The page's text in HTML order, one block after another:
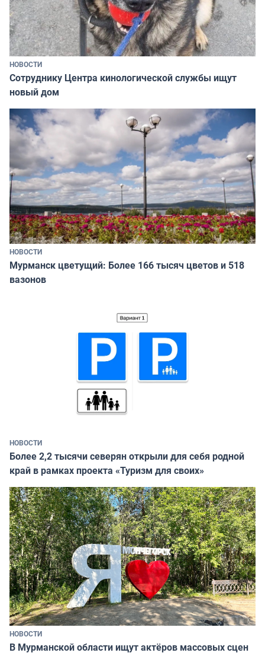
НОВОСТИ
Сотруднику Центра кинологической службы ищут
новый дом
НОВОСТИ
Мурманск цветущий: Более 166 тысяч цветов и 518
вазонов
НОВОСТИ
Более 2,2 тысячи северян открыли для себя родной
край в рамках проекта «Туризм для своих»
НОВОСТИ
В Мурманской области ищут актёров массовых сцен